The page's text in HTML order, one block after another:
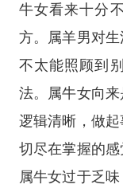
牛女看来十分
方。属羊男对生
不太能照顾到
法。属牛女向来
逻辑清晰，做
切尽在掌握的
属牛女过于乏